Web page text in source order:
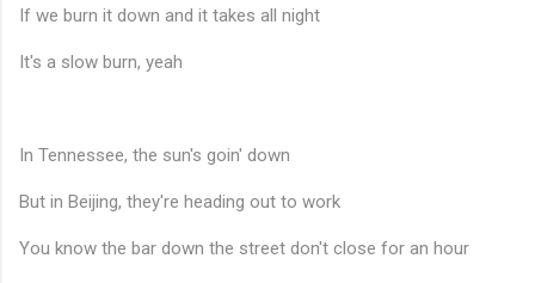
If we burn it down and it takes all night
It's a slow burn, yeah
In Tennessee, the sun's goin' down
But in Beijing, they're heading out to work
You know the bar down the street don't close for an hour